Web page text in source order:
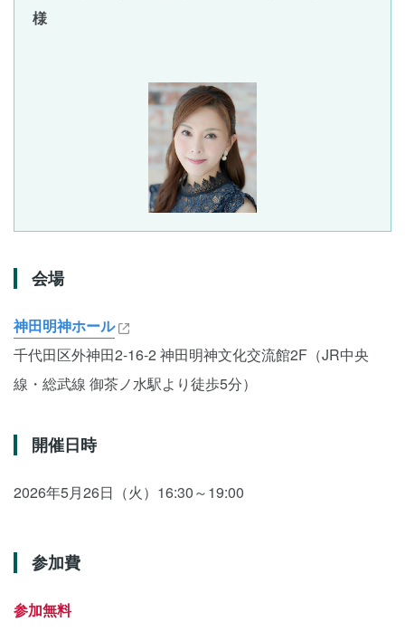
様
会場
神田明神ホール
千代田区外神田2-16-2 神田明神文化交流館2F（JR中央
線・総武線 御茶ノ水駅より徒歩5分）
開催日時
2026年5月26日（火）16:30～19:00
参加費
参加無料